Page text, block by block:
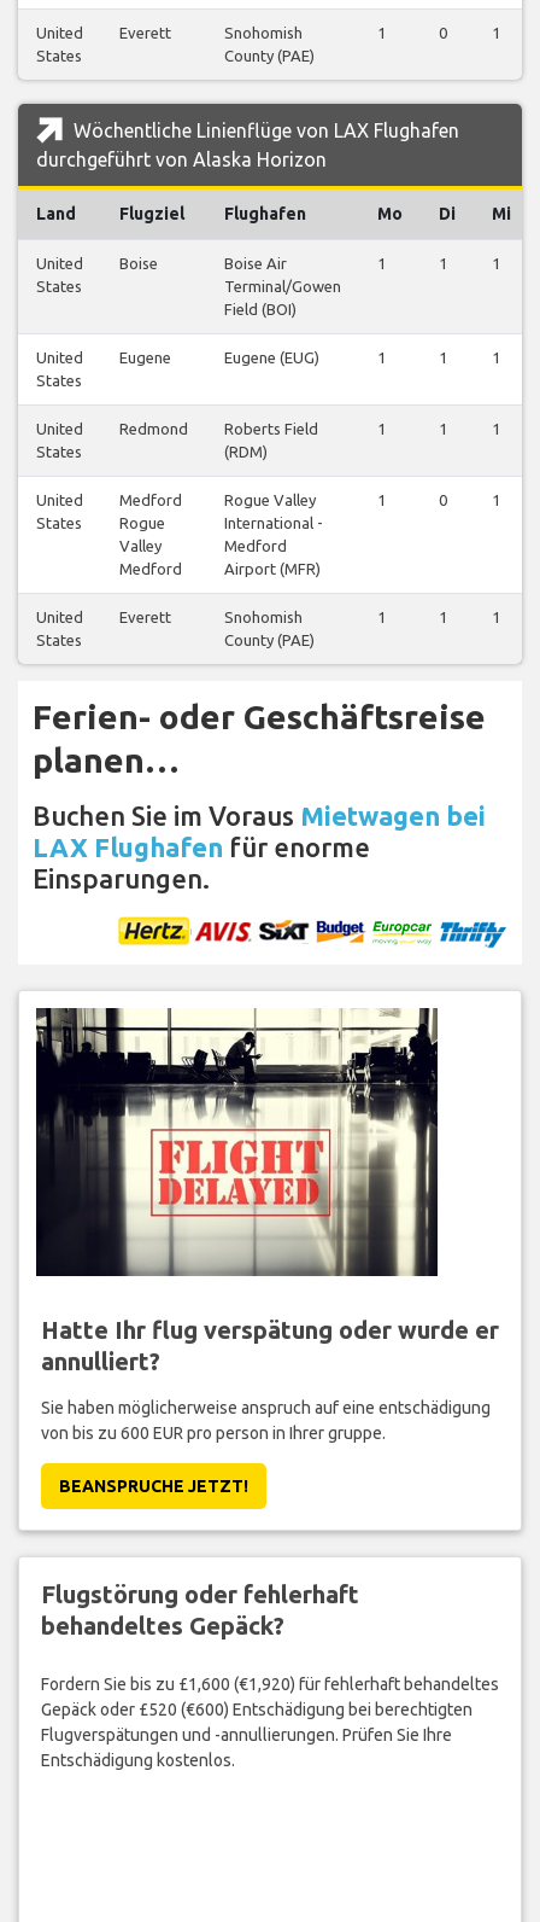
United
States
Everett
Snohomish
County (PAE)
1 0 1
Wöchentliche Linienflüge von LAX Flughafen
durchgeführt von Alaska Horizon
Land Flugziel Flughafen Mo Di Mi
United
States
Boise
Boise Air
Terminal/Gowen
Field (BOI)
1 1 1
United
States
Eugene Eugene (EUG) 1 1 1
United
States
Redmond
Roberts Field
(RDM)
1 1 1
United
States
Medford
Rogue
Valley
Medford
Rogue Valley
International -
Medford
Airport (MFR)
1 0 1
United
States
Everett
Snohomish
County (PAE)
1 1 1
Ferien- oder Geschäftsreise
planen…
Buchen Sie im Voraus Mietwagen bei
LAX Flughafen für enorme
Einsparungen.
Hatte Ihr flug verspätung oder wurde er
annulliert?
Sie haben möglicherweise anspruch auf eine entschädigung
von bis zu 600 EUR pro person in Ihrer gruppe.
BEANSPRUCHE JETZT!
Flugstörung oder fehlerhaft
behandeltes Gepäck?
Fordern Sie bis zu £1,600 (€1,920) für fehlerhaft behandeltes
Gepäck oder £520 (€600) Entschädigung bei berechtigten
Flugverspätungen und -annullierungen. Prüfen Sie Ihre
Entschädigung kostenlos.